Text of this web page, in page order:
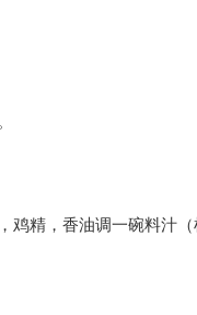
鸡精，香油调一碗料汁